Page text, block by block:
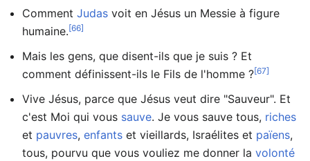
Comment Judas voit en Jésus un Messie à figure
humaine.[66]
Mais les gens, que disent-ils que je suis ? Et
comment définissent-ils le Fils de l'homme ?[67]
Vive Jésus, parce que Jésus veut dire "Sauveur". Et
c'est Moi qui vous sauve. Je vous sauve tous, riches
et pauvres, enfants et vieillards, Israélites et païens,
tous, pourvu que vous vouliez me donner la volonté